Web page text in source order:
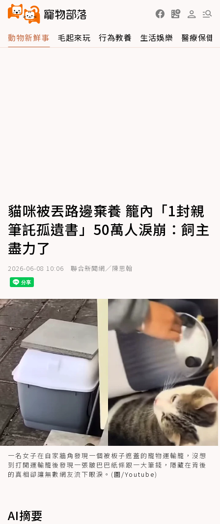
動物新鮮事 毛起來玩 行為教養 生活娛樂 醫療保健
貓咪被丟路邊棄養 籠內「1封親
筆託孤遺書」50萬人淚崩：飼主
盡力了
2026-06-08 10:06 聯合新聞網／陳思翰
一名女子在自家牆角發現一個被板子遮蓋的寵物運輸籠，沒想
到打開運輸籠後發現一張皺巴巴紙條跟一大筆錢，隱藏在背後
的真相卻讓無數網友流下眼淚。(圖/Youtube)
AI摘要